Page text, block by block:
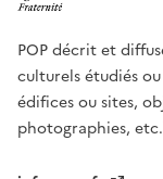
POP décrit et
culturels étudiés
édifices ou sites,
photographies,